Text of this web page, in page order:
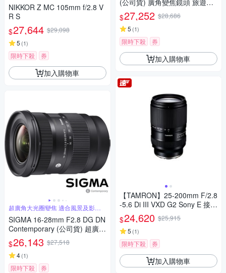
NIKKOR Z MC 105mm f/2.8 V
R S
$27,644 $29,098
5 (1)
限時下殺 券
加入購物車
超廣角大光圈變焦 適合風景及影片
錄製
SIGMA 16-28mm F2.8 DG DN
Contemporary (公司貨) 超廣角
大光圈變焦鏡 全片幅微單眼鏡
頭
$26,143 $27,518
4(1)
限時下殺 券
(公司貨) 廣角變焦鏡頭 旅遊鏡
APS-C 無反微單眼鏡頭
$27,252 $28,686
5 (1)
限時下殺 券
加入購物車
【TAMRON】25-200mm F/2.8
-5.6 Di III VXD G2 Sony E 接環
(A075) 公司貨
$24,620 $25,915
5 (1)
限時下殺 券
加入購物車